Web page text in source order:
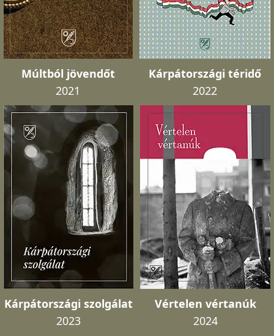
Múltból jövendőt
2021
Kárpátországi téridő
2022
Kárpátországi szolgálat
2023
Vértelen vértanúk
2024